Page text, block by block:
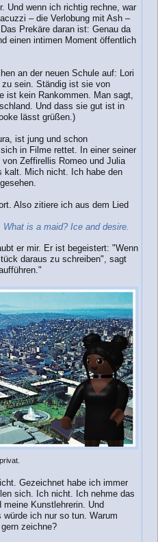
Und wenn ich richtig rechne, war
– die Verlobung mit Ash –
Prekäre daran ist: Genau da
einen intimen Moment öffentlich
an der neuen Schule auf: Lori
sein. Ständig ist sie von
ist kein Rankommen. Man sagt,
Und dass sie gut ist in
lässt grüßen.)
ist jung und schon
in Filme rettet. In einer seiner
Zeffirellis Romeo und Julia
kalt. Mich nicht. Ich habe den
Also zitiere ich aus dem Lied
is a maid? Ice and desire.
er mir. Er ist begeistert: "Wenn
daraus zu schreiben", sagt
Gezeichnet habe ich immer
sich. Ich nicht. Ich nehme das
Kunstlehrerin. Und
ich nur so tun. Warum
zeichne?